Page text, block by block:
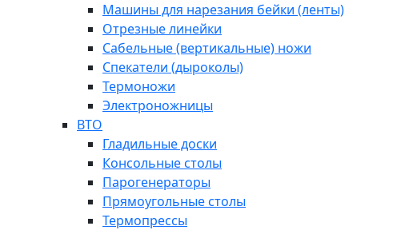
Машины для нарезания бейки (ленты)
Отрезные линейки
Сабельные (вертикальные) ножи
Спекатели (дыроколы)
Термоножи
Электроножницы
ВТО
Гладильные доски
Консольные столы
Парогенераторы
Прямоугольные столы
Термопрессы